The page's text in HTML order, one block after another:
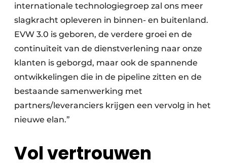
internationale technologiegroep zal ons meer
slagkracht opleveren in binnen- en buitenland.
EVW 3.0 is geboren, de verdere groei en de
continuïteit van de dienstverlening naar onze
klanten is geborgd, maar ook de spannende
ontwikkelingen die in de pipeline zitten en de
bestaande samenwerking met
partners/leveranciers krijgen een vervolg in het
nieuwe elan.”
Vol vertrouwen